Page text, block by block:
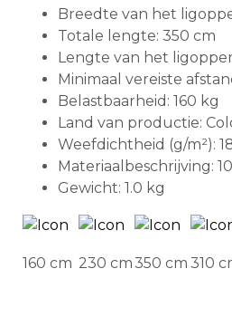
Breedte van het
Totale lengte: 350 cm
Lengte van het
Minimaal vereiste
Belastbaarheid: 160 kg
Land van productie:
Weefdichtheid (g/m²):
Materiaalbeschrijving:
Gewicht: 1.0 kg
160 cm 230 cm350 cm 310